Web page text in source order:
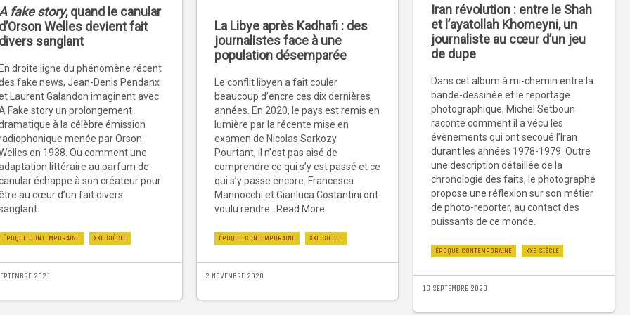
fake story, quand le canular
Welles devient fait
sanglant
droite ligne du phénomène récent
fake news, Jean-Denis Pendanx
Laurent Galandon imaginent avec
Fake story un prolongement
à la célèbre émission
menée par Orson
en 1938. Ou comment une
littéraire au parfum de
échappe à son créateur pour
au cœur d’un fait divers
ÉPOQUE CONTEMPORAINE XXE SIÈCLE
2021
La Libye après Kadhafi : des
journalistes face à une
population désemparée
Le conflit libyen a fait couler
beaucoup d’encre ces dix dernières
années. En 2020, le pays est remis en
lumière par la récente mise en
examen de Nicolas Sarkozy.
Pourtant, il n’est pas aisé de
comprendre ce qui s’y est passé et ce
qui s’y passe encore. Francesca
Mannocchi et Gianluca Costantini ont
voulu rendre...Read More
ÉPOQUE CONTEMPORAINE XXE SIÈCLE
2 NOVEMBRE 2020
Iran révolution : entre le Shah
et l’ayatollah Khomeyni, un
journaliste au cœur d’un jeu
de dupe
Dans cet album à mi-chemin entre la
bande-dessinée et le reportage
photographique, Michel Setboun
raconte comment il a vécu les
évènements qui ont secoué l’Iran
durant les années 1978-1979. Outre
une description détaillée de la
chronologie des faits, le photographe
propose une réflexion sur son métier
de photo-reporter, au contact des
puissants de ce monde.
ÉPOQUE CONTEMPORAINE XXE SIÈCLE
16 SEPTEMBRE 2020